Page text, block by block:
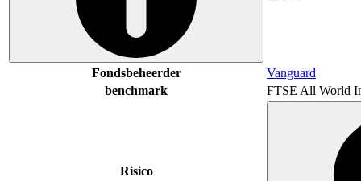
Fondsbeheerder
Vanguard
benchmark
FTSE All World
Risico